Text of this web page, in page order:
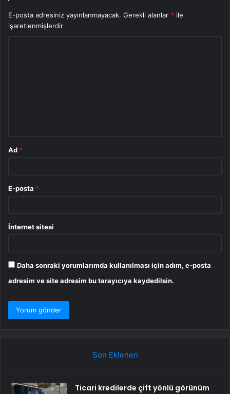
E-posta adresiniz yayınlanmayacak. Gerekli alanlar * ile
işaretlenmişlerdir
Ad *
E-posta *
İnternet sitesi
Daha sonraki yorumlarımda kullanılması için adım, e-posta
adresim ve site adresim bu tarayıcıya kaydedilsin.
Son Eklenen
Ticari kredilerde çift yönlü görünüm